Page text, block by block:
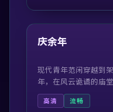
热门
庆余年
现代青年范闲穿越到
年，在风云诡谲的庙
相。
高清 流畅